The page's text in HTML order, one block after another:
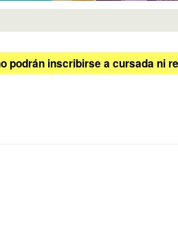
podrán inscribirse a cursada ni